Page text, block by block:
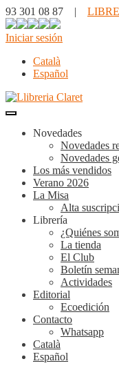
93 301 08 87 |
Iniciar sesión
Català
Español
Novedades
Novedades
Novedades
Los más vendidos
Verano 2026
La Misa
Alta
Librería
¿Quiénes
La tienda
El Club
Boletín
Actividades
Editorial
Ecoedición
Contacto
Whatsapp
Català
Español